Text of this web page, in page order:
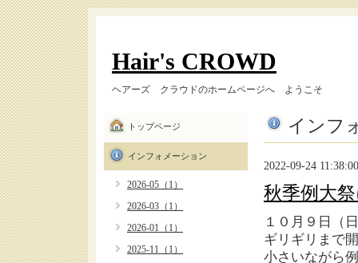
Hair's CROWD
ヘアーズ クラウドのホームページへ ようこそ
インフ
2022-09-24 11:38:00
秋季例大
１０月９日（
ギリギリまで
小さいながら
トップページ
インフォメーション
2026-05（1）
2026-03（1）
2026-01（1）
2025-11（1）